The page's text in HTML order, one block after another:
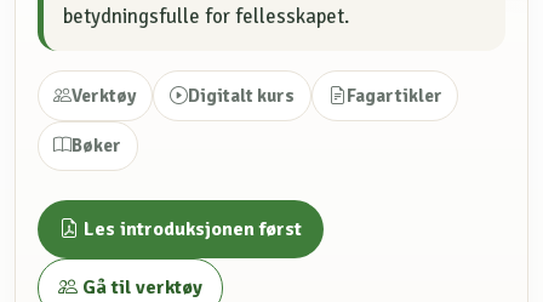
betydningsfulle for fellesskapet.
Verktøy Digitalt kurs Fagartikler
Bøker
Les introduksjonen først
Gå til verktøy